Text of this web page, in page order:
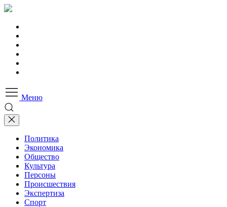
Меню
Политика
Экономика
Общество
Культура
Персоны
Происшествия
Экспертиза
Спорт